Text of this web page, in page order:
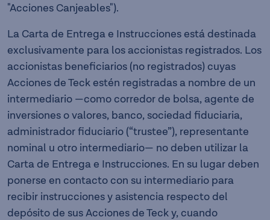
"Acciones Canjeables").
La Carta de Entrega e Instrucciones está destinada
exclusivamente para los accionistas registrados. Los
accionistas beneficiarios (no registrados) cuyas
Acciones de Teck estén registradas a nombre de un
intermediario —como corredor de bolsa, agente de
inversiones o valores, banco, sociedad fiduciaria,
administrador fiduciario (“trustee”), representante
nominal u otro intermediario— no deben utilizar la
Carta de Entrega e Instrucciones. En su lugar deben
ponerse en contacto con su intermediario para
recibir instrucciones y asistencia respecto del
depósito de sus Acciones de Teck y, cuando